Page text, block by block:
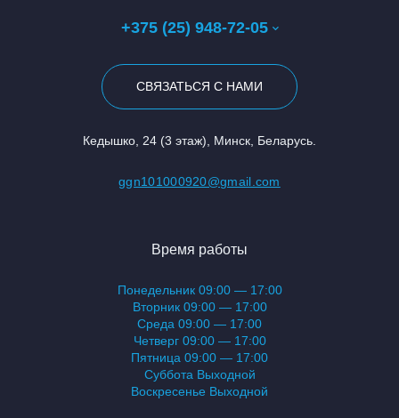
+375 (25) 948-72-05
СВЯЗАТЬСЯ С НАМИ
Кедышко, 24 (3 этаж), Минск, Беларусь.
ggn101000920@gmail.com
Время работы
Понедельник 09:00 — 17:00
Вторник 09:00 — 17:00
Среда 09:00 — 17:00
Четверг 09:00 — 17:00
Пятница 09:00 — 17:00
Суббота Выходной
Воскресенье Выходной